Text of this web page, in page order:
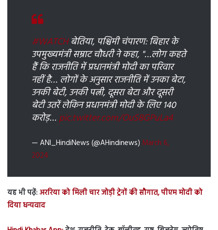
#WATCHबेतिया, पश्चिमी चंपारण: बिहार के
उपमुख्यमंत्री सम्राट चौधरी ने कहा, "…लोग कहते
हैं कि राजनीति में प्रधानमंत्री मोदी का परिवार
नहीं है… लोगों के अनुसार राजनीति में उनका बेटा,
उनकी बेटी, उनकी पत्नी, दूसरा बेटा और दूसरी
बेटी उतरें लेकिन प्रधानमंत्री मोदी के लिए 140
करोड़…pic.twitter.com/OuS8GPuLa4
— ANI_HindiNews (@AHindinews) March 6,
2024
यह भी पढ़ें:अररिया को मिली चार जोड़ी ट्रेनों की सौगात, पीएम मोदी को
दिया धन्यवाद